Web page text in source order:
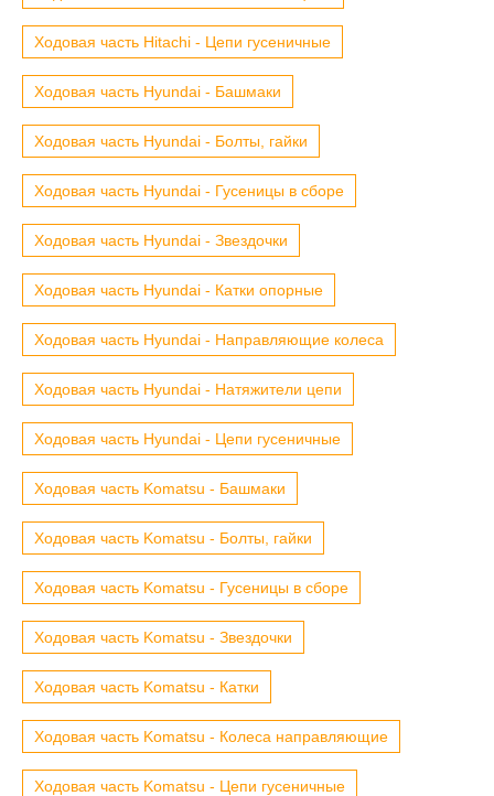
Ходовая часть Hitachi - Цепи гусеничные
Ходовая часть Hyundai - Башмаки
Ходовая часть Hyundai - Болты, гайки
Ходовая часть Hyundai - Гусеницы в сборе
Ходовая часть Hyundai - Звездочки
Ходовая часть Hyundai - Катки опорные
Ходовая часть Hyundai - Направляющие колеса
Ходовая часть Hyundai - Натяжители цепи
Ходовая часть Hyundai - Цепи гусеничные
Ходовая часть Komatsu - Башмаки
Ходовая часть Komatsu - Болты, гайки
Ходовая часть Komatsu - Гусеницы в сборе
Ходовая часть Komatsu - Звездочки
Ходовая часть Komatsu - Катки
Ходовая часть Komatsu - Колеса направляющие
Ходовая часть Komatsu - Цепи гусеничные